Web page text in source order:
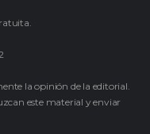
la opinión de la editorial.
este material y enviar